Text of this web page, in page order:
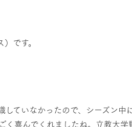
です。
ていなかったので、シーズン
喜んでくれましたね。立教大